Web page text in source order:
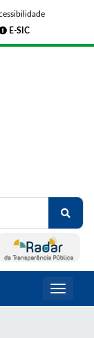
E-SIC
Toggle